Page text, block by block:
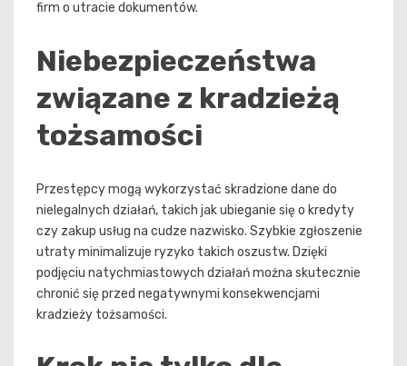
firm o utracie dokumentów.
Niebezpieczeństwa
związane z kradzieżą
tożsamości
Przestępcy mogą wykorzystać skradzione dane do
nielegalnych działań, takich jak ubieganie się o kredyty
czy zakup usług na cudze nazwisko. Szybkie zgłoszenie
utraty minimalizuje ryzyko takich oszustw. Dzięki
podjęciu natychmiastowych działań można skutecznie
chronić się przed negatywnymi konsekwencjami
kradzieży tożsamości.